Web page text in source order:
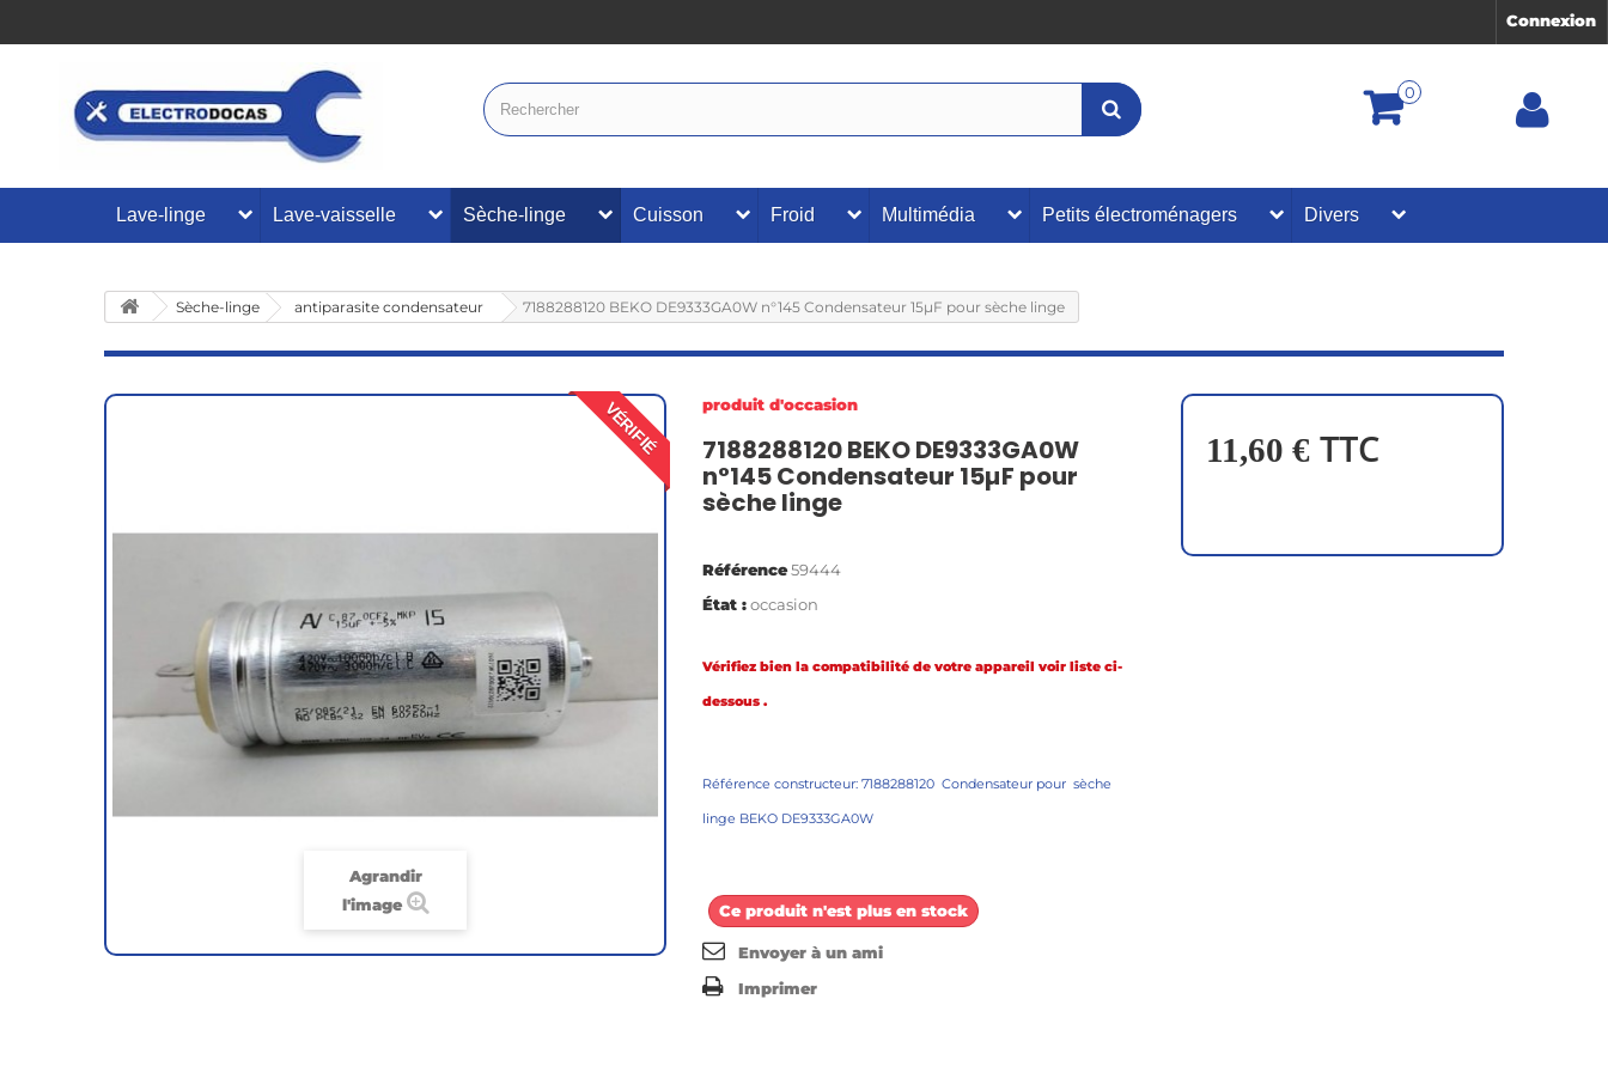
Connexion
0
Lave-linge Lave-vaisselle Sèche-linge Cuisson Froid Multimédia Petits électroménagers Divers
Sèche-linge antiparasite condensateur 7188288120 BEKO DE9333GA0W n°145 Condensateur 15µF pour sèche linge
VÉRIFIÉ
Agrandir
l'image
produit d'occasion
7188288120 BEKO DE9333GA0W
n°145 Condensateur 15µF pour
sèche linge
Référence59444
État :occasion
Vérifiez bien la compatibilité de votre appareil voir liste ci-
dessous .
Référence constructeur: 7188288120 Condensateur pour sèche
linge BEKO DE9333GA0W
Ce produit n'est plus en stock
Envoyer à un ami
Imprimer
11,60 €TTC